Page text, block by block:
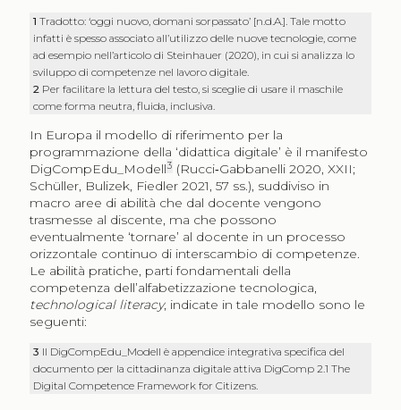
1Tradotto: ‘oggi nuovo, domani sorpassato’ [n.d.A.]. Tale motto
infatti è spesso associato all’utilizzo delle nuove tecnologie, come
ad esempio nell’articolo di Steinhauer (2020), in cui si analizza lo
sviluppo di competenze nel lavoro digitale.
2 Per facilitare la lettura del testo, si sceglie di usare il maschile
come forma neutra, fluida, inclusiva.
In Europa il modello di riferimento per la
programmazione della ‘didattica digitale’ è il manifesto
DigCompEdu_Modell3 (Rucci‑Gabbanelli 2020, XXII;
Schüller, Bulizek, Fiedler 2021, 57 ss.), suddiviso in
macro aree di abilità che dal docente vengono
trasmesse al discente, ma che possono
eventualmente ‘tornare’ al docente in un processo
orizzontale continuo di interscambio di competenze.
Le abilità pratiche, parti fondamentali della
competenza dell’alfabetizzazione tecnologica,
technological literacy, indicate in tale modello sono le
seguenti:
3 Il DigCompEdu_Modell è appendice integrativa specifica del
documento per la cittadinanza digitale attiva DigComp 2.1 The
Digital Competence Framework for Citizens.